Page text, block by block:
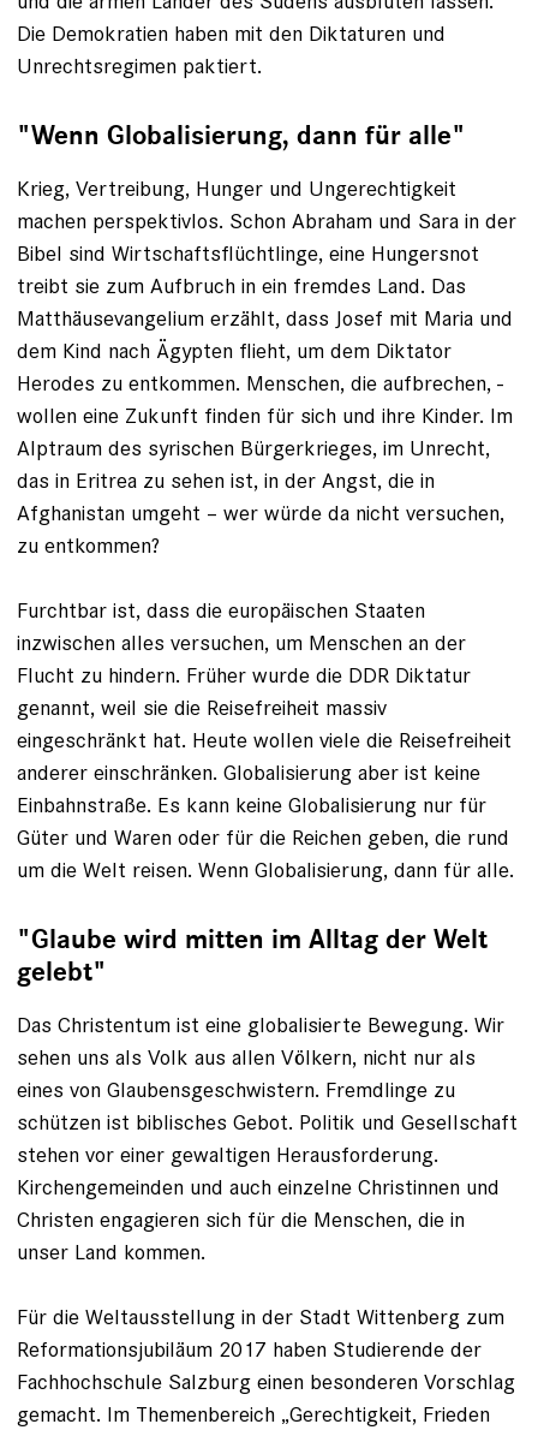
Die Demokratien haben mit den Diktaturen und
Unrechtsregimen paktiert.
"Wenn Globalisierung, dann für alle"
Krieg, Vertreibung, Hunger und Ungerechtigkeit
machen perspektivlos. Schon Abraham und Sara in der
Bibel sind Wirtschaftsflüchtlinge, eine Hungersnot
treibt sie zum Aufbruch in ein fremdes Land. Das
Matthäusevangelium erzählt, dass Josef mit Maria und
dem Kind nach Ägypten flieht, um dem Diktator
Herodes zu entkommen. Menschen, die aufbrechen, ­
wollen eine Zukunft finden für sich und ihre Kinder. Im
Alptraum des syrischen Bürgerkrieges, im Unrecht,
das in Eritrea zu sehen ist, in der Angst, die in
Afghanistan umgeht – wer würde da nicht ver­suchen,
zu entkommen?
Furchtbar ist, dass die europäischen Staaten
inzwischen alles versuchen, um Menschen an der
Flucht zu hindern. ­Früher wurde die DDR Diktatur
genannt, weil sie die Reisefreiheit massiv
eingeschränkt hat. Heute wollen viele die Reisefreiheit
anderer einschränken. Globali­sierung aber ist keine
Einbahnstraße. Es kann keine Globalisierung nur für
Güter und Waren oder für die Reichen geben, die rund
um die Welt reisen. Wenn Globali­sierung, dann für alle.
"Glaube wird mitten im Alltag der Welt
gelebt"
Das Christentum ist eine globalisierte Bewegung. Wir
sehen uns als Volk aus allen Völkern, nicht nur als
eines von Glaubensgeschwistern. Fremdlinge zu
schützen ist biblisches Ge­bot. Politik und Gesellschaft
stehen vor einer gewaltigen Herausforderung.
Kirchengemeinden und auch einzelne Chris­tinnen und
Christen engagieren sich für die Menschen, die in
unser Land kommen.
Für die Weltausstellung in der Stadt Wittenberg zum
Reformationsjubiläum 2017 haben Studierende der
Fachhochschule Salzburg einen besonderen Vorschlag
gemacht. Im Themenbereich „Gerechtigkeit, Frieden